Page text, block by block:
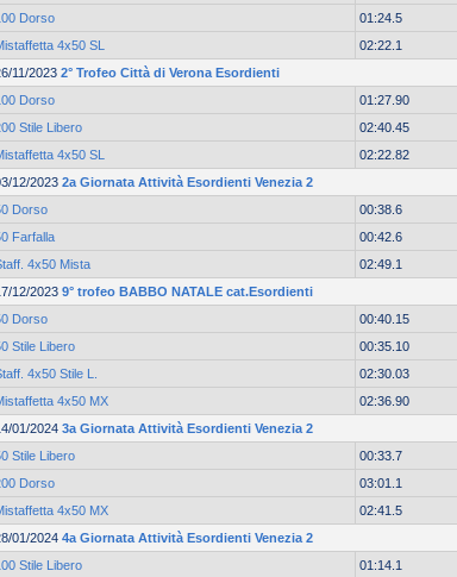
Dorso
01:24.5
4x50 SL
02:22.1
11/2023 2° Trofeo Città di Verona Esordienti
Dorso
01:27.90
Stile Libero
02:40.45
4x50 SL
02:22.82
12/2023 2a Giornata Attività Esordienti Venezia 2
Dorso
00:38.6
Farfalla
00:42.6
4x50 Mista
02:49.1
12/2023 9° trofeo BABBO NATALE cat.Esordienti
Dorso
00:40.15
Stile Libero
00:35.10
4x50 Stile L.
02:30.03
4x50 MX
02:36.90
01/2024 3a Giornata Attività Esordienti Venezia 2
Stile Libero
00:33.7
Dorso
03:01.1
4x50 MX
02:41.5
01/2024 4a Giornata Attività Esordienti Venezia 2
Stile Libero
01:14.1